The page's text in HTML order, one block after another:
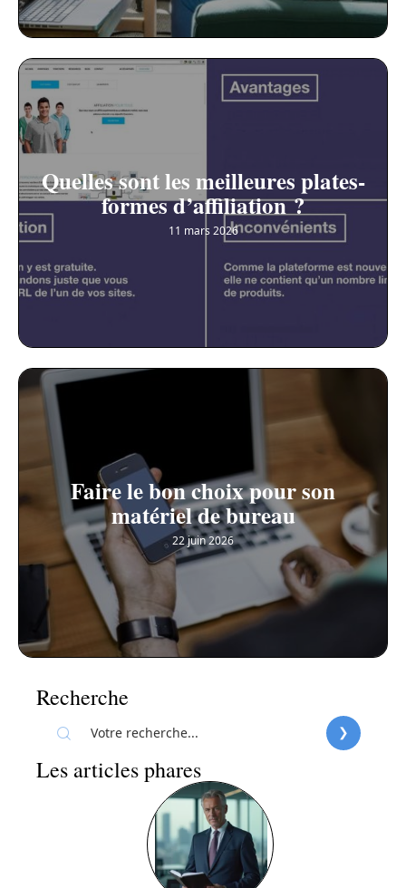
Quelles sont les meilleures plates-
formes d’affiliation ?
11 mars 2026
Faire le bon choix pour son
matériel de bureau
22 juin 2026
Recherche
Les articles phares